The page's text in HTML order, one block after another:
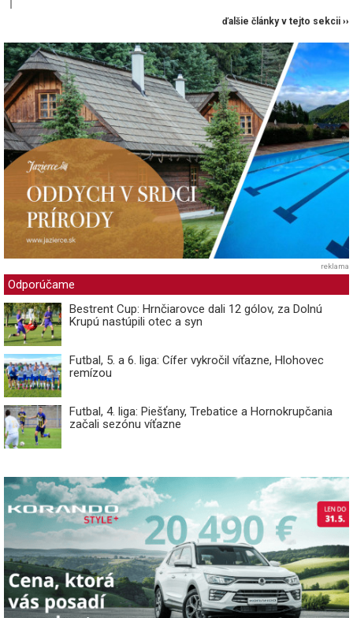
ďalšie články v tejto sekcii ››
reklama
Odporúčame
Bestrent Cup: Hrnčiarovce dali 12 gólov, za Dolnú
Krupú nastúpili otec a syn
Futbal, 5. a 6. liga: Cífer vykročil víťazne, Hlohovec
remízou
Futbal, 4. liga: Piešťany, Trebatice a Hornokrupčania
začali sezónu víťazne